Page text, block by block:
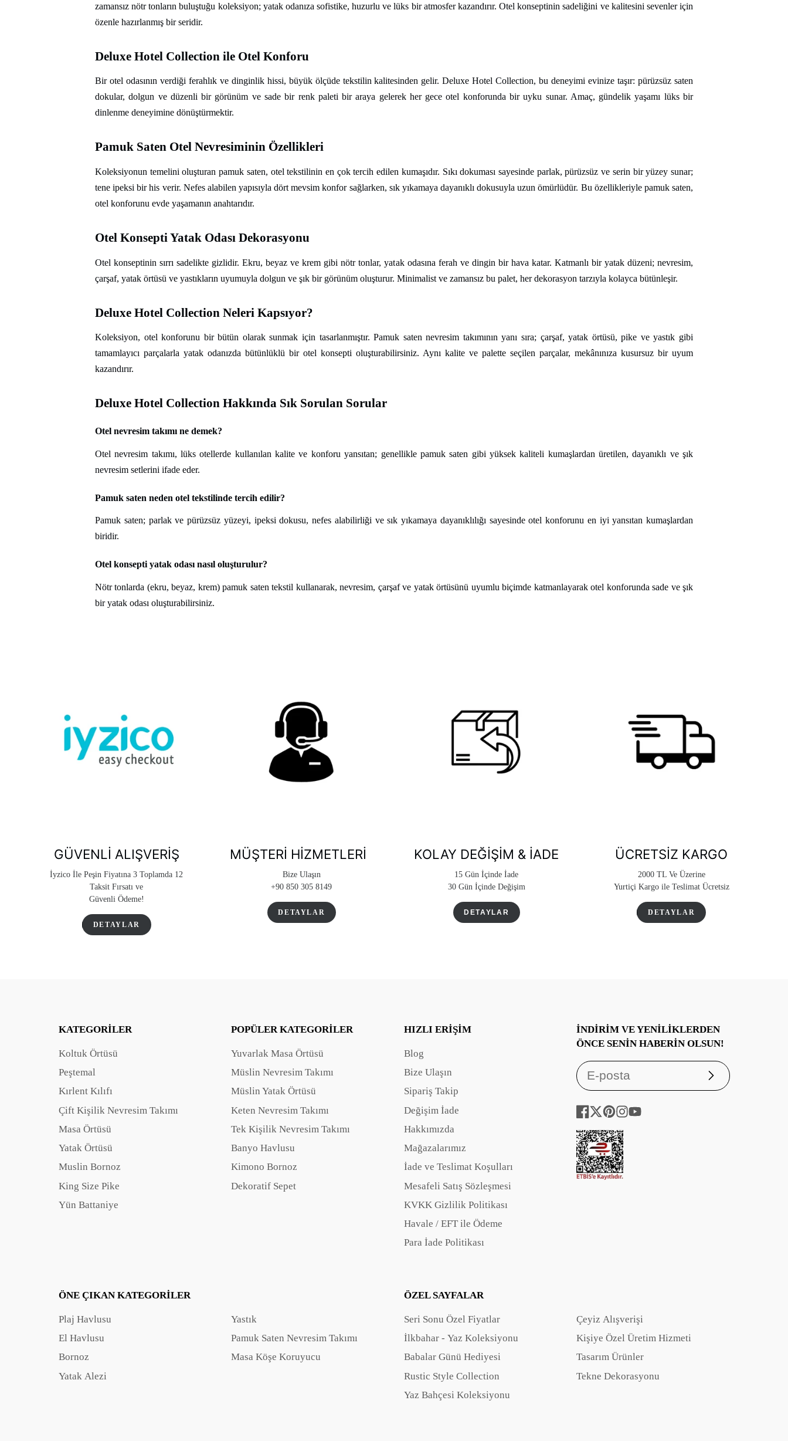
zamansız nötr tonların buluştuğu koleksiyon; yatak odanıza sofistike, huzurlu ve lüks bir atmosfer kazandırır. Otel konseptinin sadeliğini ve kalitesini sevenler için
özenle hazırlanmış bir seridir.
Deluxe Hotel Collection ile Otel Konforu
Bir otel odasının verdiği ferahlık ve dinginlik hissi, büyük ölçüde tekstilin kalitesinden gelir. Deluxe Hotel Collection, bu deneyimi evinize taşır: pürüzsüz saten
dokular, dolgun ve düzenli bir görünüm ve sade bir renk paleti bir araya gelerek her gece otel konforunda bir uyku sunar. Amaç, gündelik yaşamı lüks bir
dinlenme deneyimine dönüştürmektir.
Pamuk Saten Otel Nevresiminin Özellikleri
Koleksiyonun temelini oluşturan pamuk saten, otel tekstilinin en çok tercih edilen kumaşıdır. Sıkı dokuması sayesinde parlak, pürüzsüz ve serin bir yüzey sunar;
tene ipeksi bir his verir. Nefes alabilen yapısıyla dört mevsim konfor sağlarken, sık yıkamaya dayanıklı dokusuyla uzun ömürlüdür. Bu özellikleriyle pamuk saten,
otel konforunu evde yaşamanın anahtarıdır.
Otel Konsepti Yatak Odası Dekorasyonu
Otel konseptinin sırrı sadelikte gizlidir. Ekru, beyaz ve krem gibi nötr tonlar, yatak odasına ferah ve dingin bir hava katar. Katmanlı bir yatak düzeni; nevresim,
çarşaf, yatak örtüsü ve yastıkların uyumuyla dolgun ve şık bir görünüm oluşturur. Minimalist ve zamansız bu palet, her dekorasyon tarzıyla kolayca bütünleşir.
Deluxe Hotel Collection Neleri Kapsıyor?
Koleksiyon, otel konforunu bir bütün olarak sunmak için tasarlanmıştır. Pamuk saten nevresim takımının yanı sıra; çarşaf, yatak örtüsü, pike ve yastık gibi
tamamlayıcı parçalarla yatak odanızda bütünlüklü bir otel konsepti oluşturabilirsiniz. Aynı kalite ve palette seçilen parçalar, mekânınıza kusursuz bir uyum
kazandırır.
Deluxe Hotel Collection Hakkında Sık Sorulan Sorular
Otel nevresim takımı ne demek?
Otel nevresim takımı, lüks otellerde kullanılan kalite ve konforu yansıtan; genellikle pamuk saten gibi yüksek kaliteli kumaşlardan üretilen, dayanıklı ve şık
nevresim setlerini ifade eder.
Pamuk saten neden otel tekstilinde tercih edilir?
Pamuk saten; parlak ve pürüzsüz yüzeyi, ipeksi dokusu, nefes alabilirliği ve sık yıkamaya dayanıklılığı sayesinde otel konforunu en iyi yansıtan kumaşlardan
biridir.
Otel konsepti yatak odası nasıl oluşturulur?
Nötr tonlarda (ekru, beyaz, krem) pamuk saten tekstil kullanarak, nevresim, çarşaf ve yatak örtüsünü uyumlu biçimde katmanlayarak otel konforunda sade ve şık
bir yatak odası oluşturabilirsiniz.
GÜVENLI ALIŞVERIŞ
İyzico İle Peşin Fiyatına 3 Toplamda 12
Taksit Fırsatı ve
Güvenli Ödeme!
DETAYLAR
MÜŞTERI HIZMETLERI
Bize Ulaşın
+90 850 305 8149
DETAYLAR
KOLAY DEĞIŞIM & İADE
15 Gün İçinde İade
30 Gün İçinde Değişim
DETAYLAR
ÜCRETSIZ KARGO
2000 TL Ve Üzerine
Yurtiçi Kargo ile Teslimat Ücretsiz
DETAYLAR
KATEGORILER
Koltuk Örtüsü
Peştemal
Kırlent Kılıfı
Çift Kişilik Nevresim Takımı
Masa Örtüsü
Yatak Örtüsü
Muslin Bornoz
King Size Pike
Yün Battaniye
POPÜLER KATEGORILER
Yuvarlak Masa Örtüsü
Müslin Nevresim Takımı
Müslin Yatak Örtüsü
Keten Nevresim Takımı
Tek Kişilik Nevresim Takımı
Banyo Havlusu
Kimono Bornoz
Dekoratif Sepet
HIZLI ERIŞIM
Blog
Bize Ulaşın
Sipariş Takip
Değişim İade
Hakkımızda
Mağazalarımız
İade ve Teslimat Koşulları
Mesafeli Satış Sözleşmesi
KVKK Gizlilik Politikası
Havale / EFT ile Ödeme
Para İade Politikası
İNDIRIM VE YENILIKLERDEN
ÖNCE SENIN HABERIN OLSUN!
Abone
ÖNE ÇIKAN KATEGORILER
Plaj Havlusu
El Havlusu
Bornoz
Yatak Alezi
Yastık
Pamuk Saten Nevresim Takımı
Masa Köşe Koruyucu
ÖZEL SAYFALAR
Seri Sonu Özel Fiyatlar
İlkbahar - Yaz Koleksiyonu
Babalar Günü Hediyesi
Rustic Style Collection
Yaz Bahçesi Koleksiyonu
Çeyiz Alışverişi
Kişiye Özel Üretim Hizmeti
Tasarım Ürünler
Tekne Dekorasyonu